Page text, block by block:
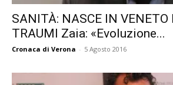
SANITÀ: NASCE IN VENETO
TRAUMI Zaia: «Evoluzione...
Cronaca di Verona - 5 Agosto 2016